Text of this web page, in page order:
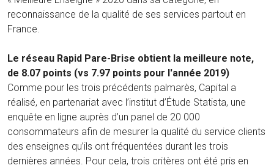
reconnaissance de la qualité de ses services partout en
France.
Le réseau Rapid Pare-Brise obtient la meilleure note,
de 8.07 points (vs 7.97 points pour l'année 2019)
Comme pour les trois précédents palmarès, Capital a
réalisé, en partenariat avec l’institut d’Étude Statista, une
enquête en ligne auprès d’un panel de 20 000
consommateurs afin de mesurer la qualité du service clients
des enseignes qu’ils ont fréquentées durant les trois
dernières années. Pour cela, trois critères ont été pris en